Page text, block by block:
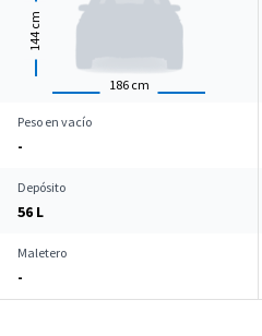
186 cm
144
cm
Peso en vacío
-
Depósito
56 L
Maletero
-